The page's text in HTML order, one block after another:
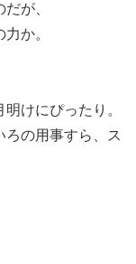
が、
か。
けにぴったり。
ろの用事すら、ス